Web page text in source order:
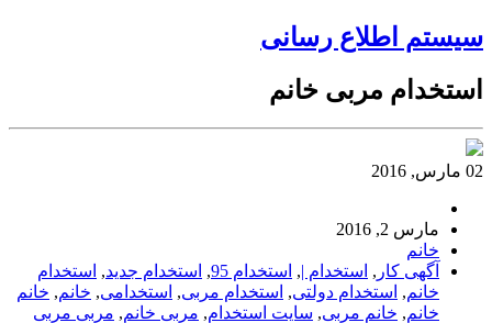
سیستم اطلاع رسانی
استخدام مربی خانم
02 مارس, 2016
مارس 2, 2016
خانم
آگهی کار , استخدام |, استخدام 95 , استخدام جدید, استخدام
خانم, استخدام دولتی, استخدام مربی, استخدامی, خانم, خانم
خانم, خانم مربی, سایت استخدام, مربی خانم, مربی مربی